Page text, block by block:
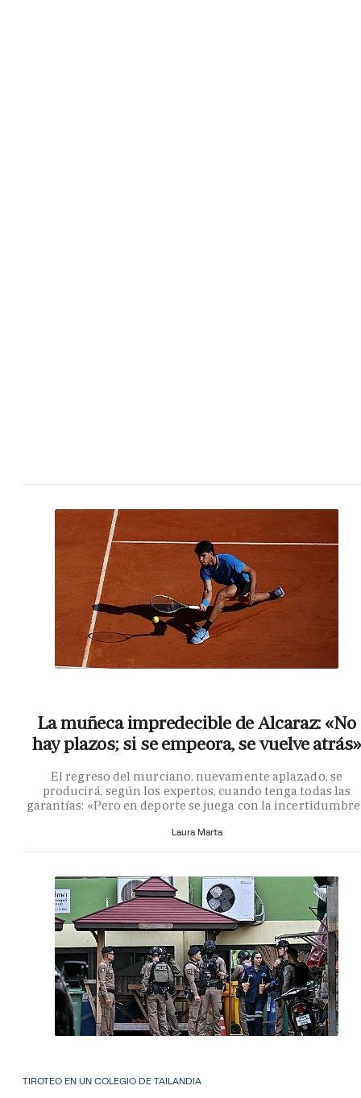
La muñeca impredecible de Alcaraz: «No
hay plazos; si se empeora, se vuelve atrás»
El regreso del murciano, nuevamente aplazado, se
producirá, según los expertos, cuando tenga todas las
garantías: «Pero en deporte se juega con la
Laura Marta
TIROTEO EN UN COLEGIO DE TAILANDIA